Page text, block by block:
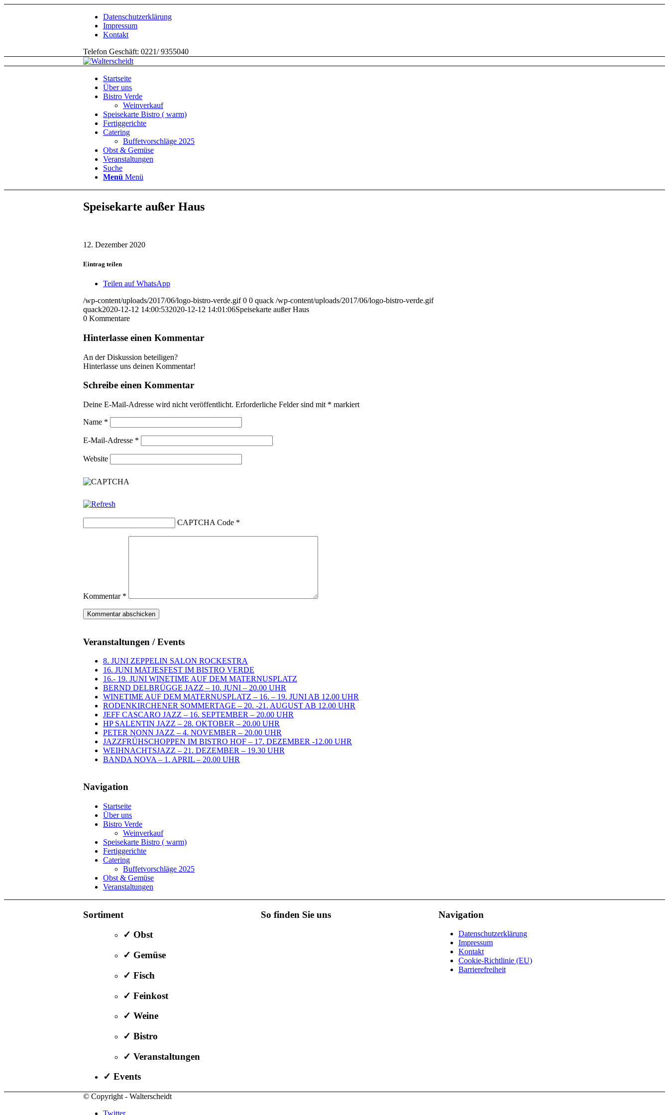
Datenschutzerklärung
Impressum
Kontakt
Telefon Geschäft: 0221/ 9355040
Startseite
Über uns
Bistro Verde
Weinverkauf
Speisekarte Bistro ( warm)
Fertiggerichte
Catering
Buffetvorschläge 2025
Obst & Gemüse
Veranstaltungen
Suche
Menü Menü
Speisekarte außer Haus
12. Dezember 2020
Eintrag teilen
Teilen auf WhatsApp
/wp-content/uploads/2017/06/logo-bistro-verde.gif 0 0 quack /wp-content/uploads/2017/06/logo-bistro-verde.gif
quack2020-12-12 14:00:532020-12-12 14:01:06Speisekarte außer Haus
0 Kommentare
Hinterlasse einen Kommentar
An der Diskussion beteiligen?
Hinterlasse uns deinen Kommentar!
Schreibe einen Kommentar
Deine E-Mail-Adresse wird nicht veröffentlicht. Erforderliche Felder sind mit * markiert
Name *
E-Mail-Adresse *
Website
CAPTCHA Code *
Kommentar *
Veranstaltungen / Events
8. JUNI ZEPPELIN SALON ROCKESTRA
16. JUNI MATJESFEST IM BISTRO VERDE
16.- 19. JUNI WINETIME AUF DEM MATERNUSPLATZ
BERND DELBRÜGGE JAZZ – 10. JUNI – 20.00 UHR
WINETIME AUF DEM MATERNUSPLATZ – 16. – 19. JUNI AB 12.00 UHR
RODENKIRCHENER SOMMERTAGE – 20. -21. AUGUST AB 12.00 UHR
JEFF CASCARO JAZZ – 16. SEPTEMBER – 20.00 UHR
HP SALENTIN JAZZ – 28. OKTOBER – 20.00 UHR
PETER NONN JAZZ – 4. NOVEMBER – 20.00 UHR
JAZZFRÜHSCHOPPEN IM BISTRO HOF – 17. DEZEMBER -12.00 UHR
WEIHNACHTSJAZZ – 21. DEZEMBER – 19.30 UHR
BANDA NOVA – 1. APRIL – 20.00 UHR
Navigation
Startseite
Über uns
Bistro Verde
Weinverkauf
Speisekarte Bistro ( warm)
Fertiggerichte
Catering
Buffetvorschläge 2025
Obst & Gemüse
Veranstaltungen
Sortiment
✓ Obst
✓ Gemüse
✓ Fisch
✓ Feinkost
✓ Weine
✓ Bistro
✓ Veranstaltungen
✓ Events
So finden Sie uns Navigation
Datenschutzerklärung
Impressum
Kontakt
Cookie-Richtlinie (EU)
Barrierefreiheit
© Copyright - Walterscheidt
Twitter